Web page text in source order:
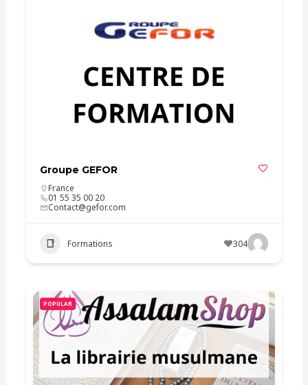
Groupe GEFOR
France
01 55 35 00 20
Contact@gefor.com
Formations 304
POPULAR